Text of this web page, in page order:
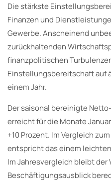
Die stärkste
Finanzen und
Gewerbe. Anscheinend
zurückhaltenden
finanzpolitischen
Einstellungsbereitschaft auf
einem Jahr.
Der saisonal bereinigte
erreicht für die Monate
+10 Prozent. Im Vergleich
entspricht das einem
Im Jahresvergleich bleibt der
Beschäftigungsausblick